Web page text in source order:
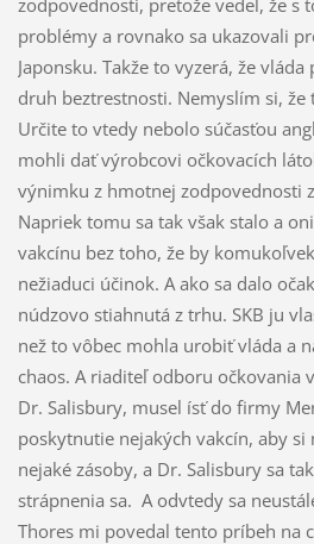
problémy a rovnako sa ukazovali
Japonsku. Takže to vyzerá, že
druh beztrestnosti. Nemyslím si, že
Určite to vtedy nebolo súčasťou
mohli dať výrobcovi očkovacích
výnimku z hmotnej zodpovednosti
Napriek tomu sa tak však stalo a
vakcínu bez toho, že by
nežiaduci účinok. A ako sa dalo
núdzovo stiahnutá z trhu. SKB ju
než to vôbec mohla urobiť vláda a
chaos. A riaditeľ odboru očkovania
Dr. Salisbury, musel ísť do firmy
poskytnutie nejakých vakcín, aby
nejaké zásoby, a Dr. Salisbury sa
strápnenia sa. A odvtedy sa
Thores mi povedal tento príbeh na